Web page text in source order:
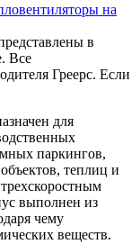
на
в
Все
Греерс. Если
для
паркингов,
теплиц и
выполнен из
чему
веществ.